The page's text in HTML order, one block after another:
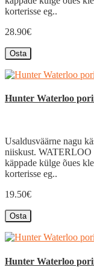
korterisse eg..
28.90€
Osta
Hunter Waterloo
Usaldusväärne nagu
niiskust. WATERLOO
käppade külge õues
korterisse eg..
19.50€
Osta
Hunter Waterloo